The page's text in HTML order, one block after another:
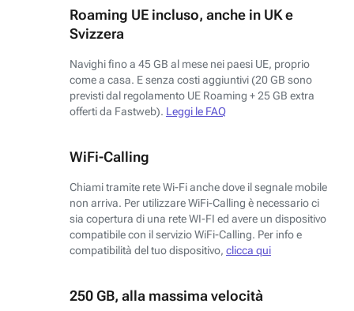
Roaming UE incluso, anche in UK e
Svizzera
Navighi fino a 45 GB al mese nei paesi UE, proprio
come a casa. E senza costi aggiuntivi (20 GB sono
previsti dal regolamento UE Roaming + 25 GB extra
offerti da Fastweb). Leggi le FAQ
WiFi-Calling
Chiami tramite rete Wi-Fi anche dove il segnale mobile
non arriva. Per utilizzare WiFi-Calling è necessario ci
sia copertura di una rete WI-FI ed avere un dispositivo
compatibile con il servizio WiFi-Calling. Per info e
compatibilità del tuo dispositivo, clicca qui
250 GB, alla massima velocità